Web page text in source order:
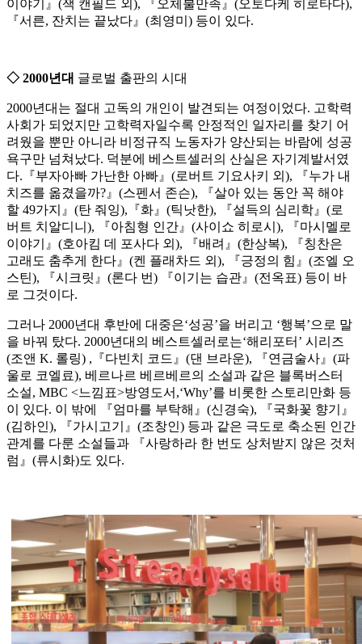
이야기』(잭 캔필드 외), 『오체불만족』(오토다케 히로타다),
『서른, 잔치는 끝났다』(최영미) 등이 있다.
◇ 2000년대 글로벌 출판의 시대
2000년대는 절대 고독의 개인이 발견되는 여정이었다. 고학력
사회가 되었지만 고학력자일수록 안정적인 일자리를 찾기 어
려웠을 뿐만 아니라 비정규직 노동자가 양산되는 바람에 성공
욕구만 넘쳐났다. 덕분에 베스트셀러의 산실은 자기계발서였
다.『부자아빠 가난한 아빠』(로버트 기요사키 외), 『누가 내
치즈를 옮겼을까?』(스펜서 존슨), 『살아 있는 동안 꼭 해야
할 49가지』(탄 줘잉),『화』(틱낫한), 『설득의 심리학』(로
버트 치알디니), 『아침형 인간』(사이쇼 히로시), 『마시멜로
이야기』(호아킴 데 포사다 외), 『배려』(한상복), 『칭찬은
고래도 춤추게 한다』(켄 플래차드 외), 『긍정의 힘』(조엘 오
스틴), 『시크릿』(론다 번) 『이기는 습관』(전옥표) 등이 바
로 그것이다.
그러나 2000년대 후반에 대중은‘성공’을 버리고 ‘행복’으로 말
을 바꿔 탔다. 2000년대의 베스트셀러로는‘해리포터’ 시리즈
(조앤 K. 롤링) ,『다빈치 코드』(댄 브라운), 『연금술사』(파
울로 코엘료), 베르나르 베르베르의 소설과 같은 블록버스터
소설, MBC <느낌표>방영도서,‘Why’를 비롯한 스토리만화 등
이 있다. 이 밖에 『엄마를 부탁해』(신경숙), 『국화꽃 향기』
(김하인), 『가시고기』(조창인) 등과 같은 극도로 축소된 인간
관계를 다룬 소설들과 『사랑하라 한 번도 상처받지 않은 것처
럼』(류시화)도 있다.